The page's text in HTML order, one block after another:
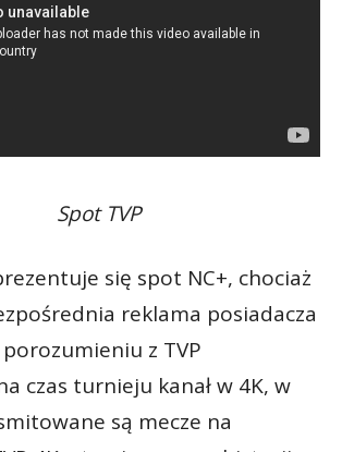
Spot TVP
się spot NC+, chociaż
reklama posiadacza
z TVP
czas turnieju kanał w 4K, w
są mecze na